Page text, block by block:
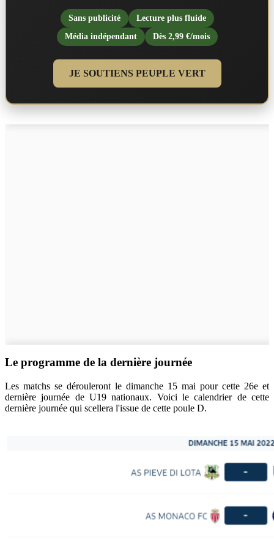
Sans publicité
Lecture plus fluide
Média indépendant
Dès 2,99 €/mois
JE SOUTIENS PEUPLE VERT
Le programme de la dernière journée
Les matchs se dérouleront le dimanche 15 mai pour cette 26e et
dernière journée de U19 nationaux. Voici le calendrier de cette
dernière journée qui scellera l'issue de cette poule D.